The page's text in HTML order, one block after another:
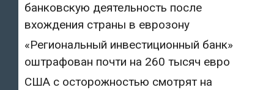
банковскую деятельность после
вхождения страны в еврозону
«Региональный инвестиционный банк»
оштрафован почти на 260 тысяч евро
США с осторожностью смотрят на